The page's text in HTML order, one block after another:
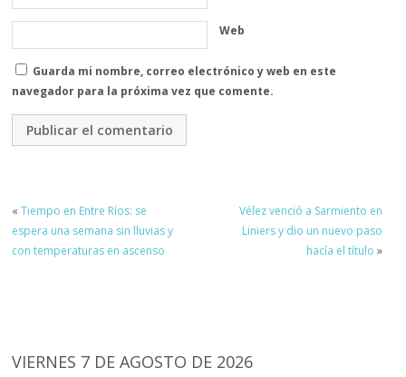
Web
Guarda mi nombre, correo electrónico y web en este
navegador para la próxima vez que comente.
«Tiempo en Entre Ríos: se
espera una semana sin lluvias y
con temperaturas en ascenso
Vélez venció a Sarmiento en
Liniers y dio un nuevo paso
hacía el título »
VIERNES 7 DE AGOSTO DE 2026